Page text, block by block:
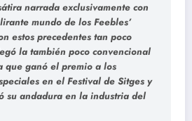
narrada exclusivamente con
mundo de los Feebles’
estos precedentes tan poco
la también poco convencional
que ganó el premio a los
en el Festival de Sitges y
su andadura en la industria del